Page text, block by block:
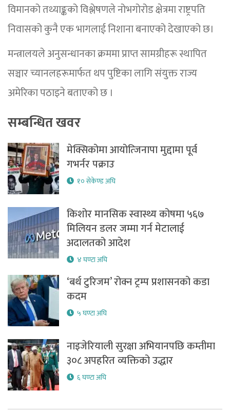
विमानको तथ्याङ्कको विश्लेषणले नोभगोरोड क्षेत्रमा राष्ट्रपति
निवासको कुनै एक भागलाई निशाना बनाएको देखाएको छ।
मन्त्रालयले अनुसन्धानका क्रममा प्राप्त सामग्रीहरू स्थापित
सञ्चार च्यानलहरूमार्फत थप पुष्टिका लागि संयुक्त राज्य
अमेरिका पठाइने बताएको छ ।
सम्बन्धित खवर
मेक्सिकोमा आयोत्जिनापा मुद्दामा पूर्व
गभर्नर पक्राउ
१० सेकेण्ड अघि
किशोर मानसिक स्वास्थ्य कोषमा ५६७
मिलियन डलर जम्मा गर्न मेटालाई
अदालतको आदेश
४ घण्टा अघि
‘बर्थ टुरिजम’ रोक्न ट्रम्प प्रशासनको कडा
कदम
५ घण्टा अघि
नाइजेरियाली सुरक्षा अभियानपछि कम्तीमा
३०८ अपहरित व्यक्तिको उद्धार
६ घण्टा अघि